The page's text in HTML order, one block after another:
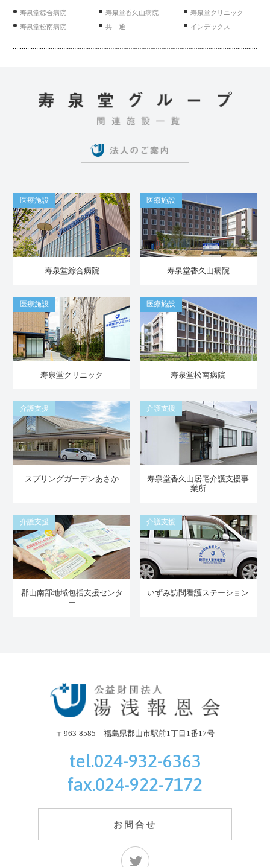
寿泉堂綜合病院 寿泉堂香久山病院
寿泉堂クリニック
寿泉堂松南病院
共 通 インデックス
医療施設
寿泉堂綜合病院
医療施設
寿泉堂香久山病院
医療施設
寿泉堂クリニック
医療施設
寿泉堂松南病院
介護支援
スプリングガーデンあさか
介護支援
寿泉堂香久山居宅介護支援事
業所
介護支援
郡山南部地域包括支援センタ
ー
介護支援
いずみ訪問看護ステーション
〒963-8585 福島県郡山市駅前1丁目1番17号
tel.024-932-6363
fax.024-922-7172
お問合せ